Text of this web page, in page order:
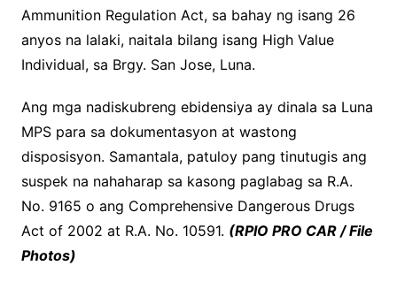
Ammunition Regulation Act, sa bahay ng isang 26
anyos na lalaki, naitala bilang isang High Value
Individual, sa Brgy. San Jose, Luna.
Ang mga nadiskubreng ebidensiya ay dinala sa Luna
MPS para sa dokumentasyon at wastong
disposisyon. Samantala, patuloy pang tinutugis ang
suspek na nahaharap sa kasong paglabag sa R.A.
No. 9165 o ang Comprehensive Dangerous Drugs
Act of 2002 at R.A. No. 10591. (RPIO PRO CAR / File
Photos)